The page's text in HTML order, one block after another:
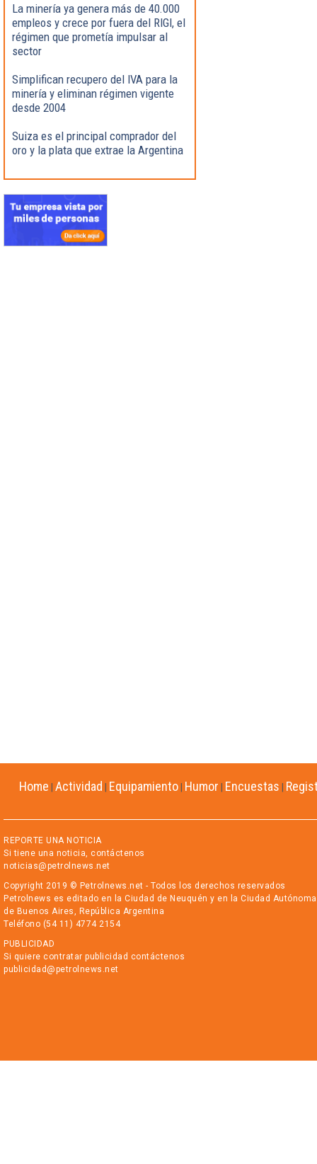
La minería ya genera más de 40.000
empleos y crece por fuera del RIGI, el
régimen que prometía impulsar al
sector
Simplifican recupero del IVA para la
minería y eliminan régimen vigente
desde 2004
Suiza es el principal comprador del
oro y la plata que extrae la Argentina
Home Actividad Equipamiento Humor Encuestas
REPORTE UNA NOTICIA
Si tiene una noticia, contáctenos
noticias@petrolnews.net
Copyright 2019 © Petrolnews.net - Todos los derechos reservados
Petrolnews es editado en la Ciudad de Neuquén y en la Ciudad Autónoma
de Buenos Aires, República Argentina
Teléfono (54 11) 4774 2154
PUBLICIDAD
Si quiere contratar publicidad contáctenos
publicidad@petrolnews.net